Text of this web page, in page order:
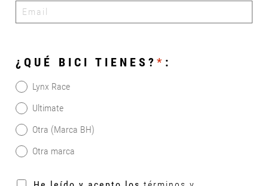
¿QUÉ BICI TIENES?* :
Lynx Race
Ultimate
Otra (Marca BH)
Otra marca